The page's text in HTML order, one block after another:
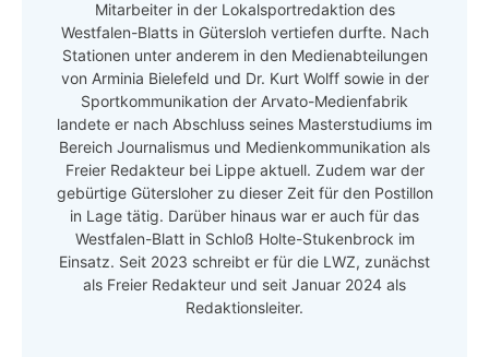
Mitarbeiter in der Lokalsportredaktion des
Westfalen-Blatts in Gütersloh vertiefen durfte. Nach
Stationen unter anderem in den Medienabteilungen
von Arminia Bielefeld und Dr. Kurt Wolff sowie in der
Sportkommunikation der Arvato-Medienfabrik
landete er nach Abschluss seines Masterstudiums im
Bereich Journalismus und Medienkommunikation als
Freier Redakteur bei Lippe aktuell. Zudem war der
gebürtige Gütersloher zu dieser Zeit für den Postillon
in Lage tätig. Darüber hinaus war er auch für das
Westfalen-Blatt in Schloß Holte-Stukenbrock im
Einsatz. Seit 2023 schreibt er für die LWZ, zunächst
als Freier Redakteur und seit Januar 2024 als
Redaktionsleiter.